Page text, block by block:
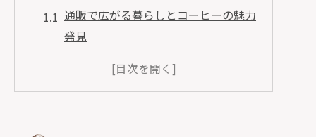
通販で広がる暮らしとコーヒーの魅力
発見
暮らしと珈琲通販で特別な体験を始め